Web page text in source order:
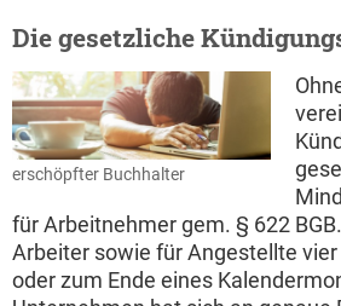
Die gesetzliche
erschöpfter Buchhalter
für Arbeitnehmer gem. § 622
Arbeiter sowie für Angestellte
oder zum Ende eines